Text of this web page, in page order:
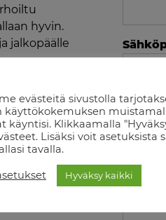
hyvin.
jalkopäälle
Tuote
Viesti
evästeitä sivustolla
käyttökokemuksen
käyntisi. Klikkaamalla
Lisäksi voit asetuksista
tavalla.
Hyväksy kaikki